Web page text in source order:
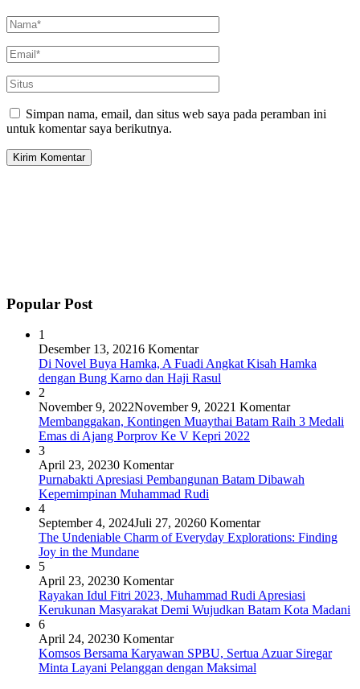
Simpan nama, email, dan situs web saya pada peramban ini
untuk komentar saya berikutnya.
Popular Post
1
Desember 13, 20216 Komentar
Di Novel Buya Hamka, A Fuadi Angkat Kisah Hamka
dengan Bung Karno dan Haji Rasul
2
November 9, 2022November 9, 20221 Komentar
Membanggakan, Kontingen Muaythai Batam Raih 3 Medali
Emas di Ajang Porprov Ke V Kepri 2022
3
April 23, 20230 Komentar
Purnabakti Apresiasi Pembangunan Batam Dibawah
Kepemimpinan Muhammad Rudi
4
September 4, 2024Juli 27, 20260 Komentar
The Undeniable Charm of Everyday Explorations: Finding
Joy in the Mundane
5
April 23, 20230 Komentar
Rayakan Idul Fitri 2023, Muhammad Rudi Apresiasi
Kerukunan Masyarakat Demi Wujudkan Batam Kota Madani
6
April 24, 20230 Komentar
Komsos Bersama Karyawan SPBU, Sertua Azuar Siregar
Minta Layani Pelanggan dengan Maksimal